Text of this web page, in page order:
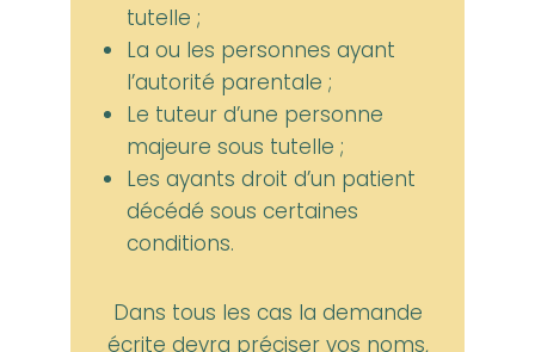
tutelle ;
La ou les personnes ayant
l’autorité parentale ;
Le tuteur d’une personne
majeure sous tutelle ;
Les ayants droit d’un patient
décédé sous certaines
conditions.
Dans tous les cas la demande
écrite devra préciser vos noms,